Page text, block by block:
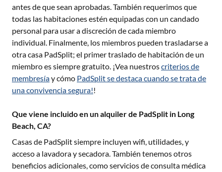
antes de que sean aprobadas. También requerimos que
todas las habitaciones estén equipadas con un candado
personal para usar a discreción de cada miembro
individual. Finalmente, los miembros pueden trasladarse a
otra casa PadSplit; el primer traslado de habitación de un
miembro es siempre gratuito. ¡Vea nuestroscriterios de
membresíay cómo PadSplit se destaca cuando se trata de
una convivencia segura!!
Que viene incluido en un alquiler de PadSplit in Long
Beach, CA?
Casas de PadSplit siempre incluyen wifi, utilidades, y
acceso a lavadora y secadora. También tenemos otros
beneficios adicionales, como servicios de consulta médica